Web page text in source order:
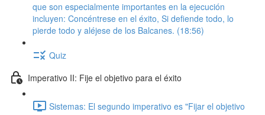
que son especialmente importantes en la ejecución
incluyen: Concéntrese en el éxito, Si defiende todo, lo
pierde todo y aléjese de los Balcanes. (18:56)
Quiz
Imperativo II: Fije el objetivo para el éxito
Sistemas: El segundo imperativo es "Fijar el objetivo